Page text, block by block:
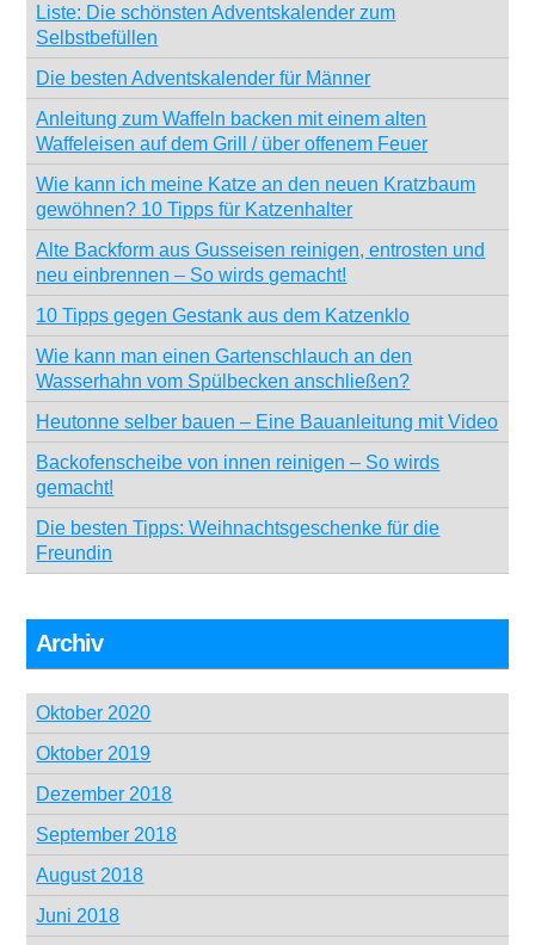
Liste: Die schönsten Adventskalender zum
Selbstbefüllen
Die besten Adventskalender für Männer
Anleitung zum Waffeln backen mit einem alten
Waffeleisen auf dem Grill / über offenem Feuer
Wie kann ich meine Katze an den neuen Kratzbaum
gewöhnen? 10 Tipps für Katzenhalter
Alte Backform aus Gusseisen reinigen, entrosten und
neu einbrennen – So wirds gemacht!
10 Tipps gegen Gestank aus dem Katzenklo
Wie kann man einen Gartenschlauch an den
Wasserhahn vom Spülbecken anschließen?
Heutonne selber bauen – Eine Bauanleitung mit Video
Backofenscheibe von innen reinigen – So wirds
gemacht!
Die besten Tipps: Weihnachtsgeschenke für die
Freundin
Archiv
Oktober 2020
Oktober 2019
Dezember 2018
September 2018
August 2018
Juni 2018